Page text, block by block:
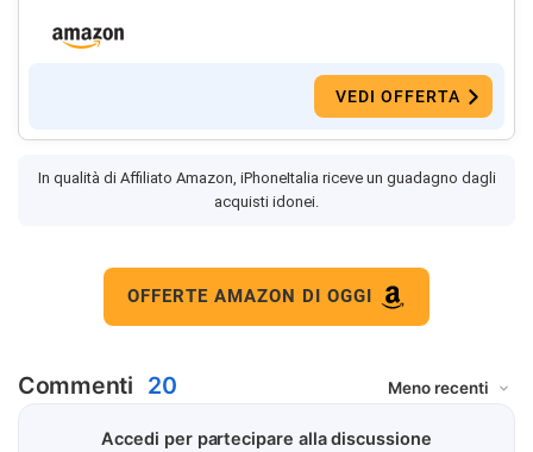
VEDI OFFERTA
In qualità di Affiliato Amazon, iPhoneItalia riceve un guadagno dagli
acquisti idonei.
OFFERTE AMAZON DI OGGI
Commenti 20
Accedi per partecipare alla discussione